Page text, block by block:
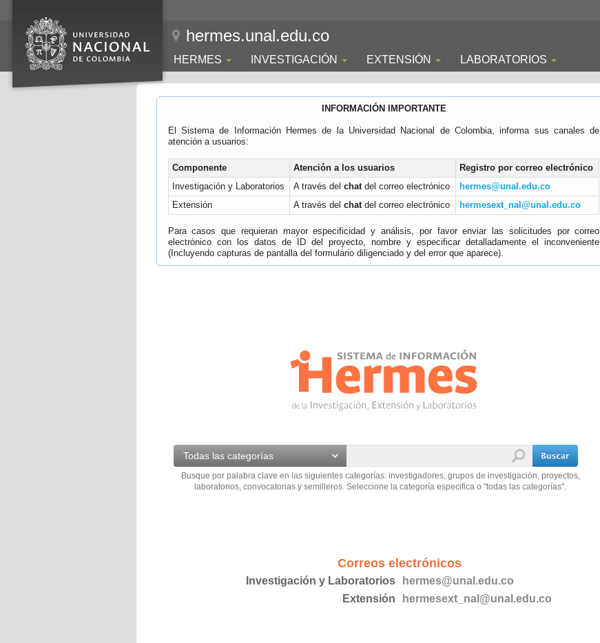
hermes.unal.edu.co
HERMES INVESTIGACIÓN EXTENSIÓN LABORATORIOS
INFORMACIÓN IMPORTANTE
El Sistema de Información Hermes de la Universidad Nacional de Colombia, informa sus canales de
atención a usuarios:
Componente Atención a los usuarios
Registro por correo electrónico
Investigación y Laboratorios
A través del chatdel correo electrónico
hermes@unal.edu.co
Extensión
A través del chatdel correo electrónico hermesext_nal@unal.edu.co
Para casos que requieran mayor especificidad y análisis, por favor enviar las solicitudes por correo
electrónico con los datos de ID del proyecto, nombre y especificar detalladamente el inconveniente
(Incluyendo capturas de pantalla del formulario diligenciado y del error que aparece).
Todas las categorías
Busque por palabra clave en las siguientes categorías: investigadores, grupos de investigación, proyectos,
laboratorios, convocatorias y semilleros. Seleccione la categoría especifica o "todas las categorías".
Correos electrónicos
Investigación y Laboratorios
hermes@unal.edu.co
Extensión
hermesext_nal@unal.edu.co